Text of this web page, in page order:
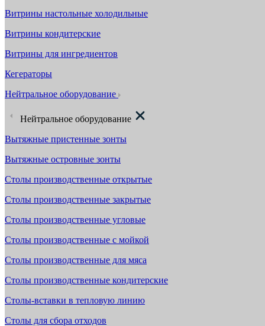
Витрины настольные холодильные
Витрины кондитерские
Витрины для ингредиентов
Кегераторы
Нейтральное оборудование
Нейтральное оборудование
Вытяжные пристенные зонты
Вытяжные островные зонты
Столы производственные открытые
Столы производственные закрытые
Столы производственные угловые
Столы производственные с мойкой
Столы производственные для мяса
Столы производственные кондитерские
Столы-вставки в тепловую линию
Столы для сбора отходов